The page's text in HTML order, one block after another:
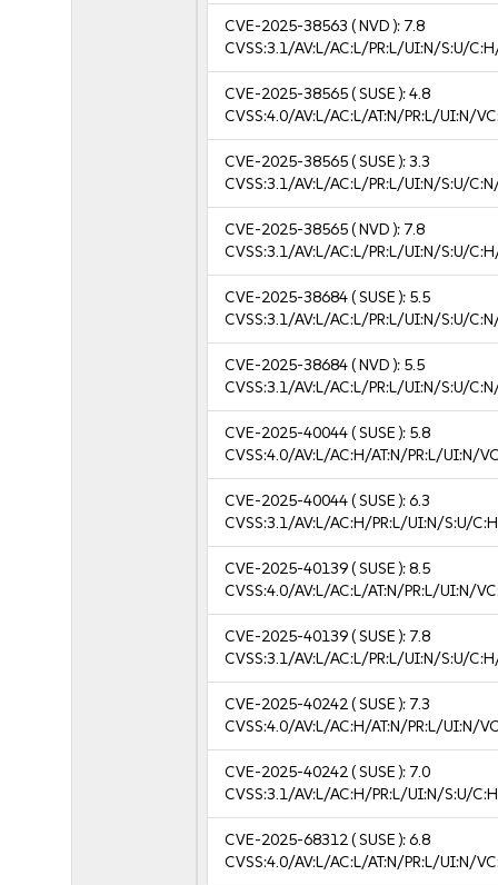
CVE-2025-38563 ( NVD ): 7.8
CVSS:3.1/AV:L/AC:L/PR:L/UI:N/S:U/
CVE-2025-38565( SUSE ):4.8
CVSS:4.0/AV:L/AC:L/AT:N/PR:L/UI:N/
CVE-2025-38565( SUSE ):3.3
CVSS:3.1/AV:L/AC:L/PR:L/UI:N/S:U/
CVE-2025-38565( NVD ): 7.8
CVSS:3.1/AV:L/AC:L/PR:L/UI:N/S:U/
CVE-2025-38684( SUSE ): 5.5
CVSS:3.1/AV:L/AC:L/PR:L/UI:N/S:U/
CVE-2025-38684( NVD ): 5.5
CVSS:3.1/AV:L/AC:L/PR:L/UI:N/S:U/
CVE-2025-40044( SUSE ): 5.8
CVSS:4.0/AV:L/AC:H/AT:N/PR:L/UI:N/
CVE-2025-40044( SUSE ):6.3
CVSS:3.1/AV:L/AC:H/PR:L/UI:N/S:U/
CVE-2025-40139( SUSE ):8.5
CVSS:4.0/AV:L/AC:L/AT:N/PR:L/UI:N/
CVE-2025-40139( SUSE ): 7.8
CVSS:3.1/AV:L/AC:L/PR:L/UI:N/S:U/
CVE-2025-40242( SUSE ): 7.3
CVSS:4.0/AV:L/AC:H/AT:N/PR:L/UI:N/
CVE-2025-40242( SUSE ): 7.0
CVSS:3.1/AV:L/AC:H/PR:L/UI:N/S:U/
CVE-2025-68312( SUSE ):6.8
CVSS:4.0/AV:L/AC:L/AT:N/PR:L/UI:N/